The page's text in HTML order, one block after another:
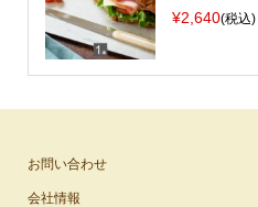
¥2,640(税込)
お問い合わせ
会社情報